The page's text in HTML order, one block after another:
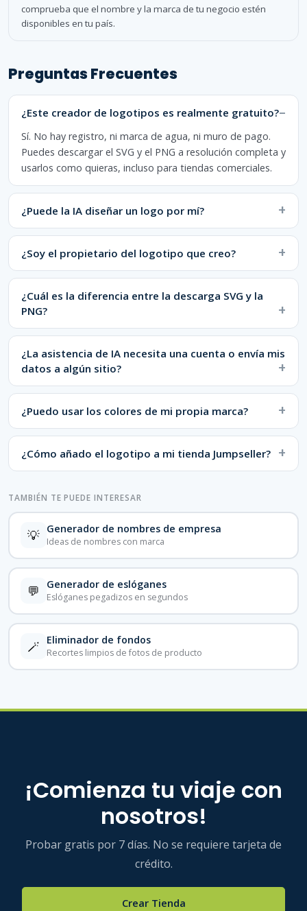
comprueba que el nombre y la marca de tu negocio estén
disponibles en tu país.
Preguntas Frecuentes
¿Este creador de logotipos es realmente gratuito?
Sí. No hay registro, ni marca de agua, ni muro de pago.
Puedes descargar el SVG y el PNG a resolución completa y
usarlos como quieras, incluso para tiendas comerciales.
¿Puede la IA diseñar un logo por mí?
¿Soy el propietario del logotipo que creo?
¿Cuál es la diferencia entre la descarga SVG y la
PNG?
¿La asistencia de IA necesita una cuenta o envía mis
datos a algún sitio?
¿Puedo usar los colores de mi propia marca?
¿Cómo añado el logotipo a mi tienda Jumpseller?
TAMBIÉN TE PUEDE INTERESAR
💡 Generador de nombres de empresa
Ideas de nombres con marca
💬 Generador de eslóganes
Eslóganes pegadizos en segundos
🪄 Eliminador de fondos
Recortes limpios de fotos de producto
¡Comienza tu viaje con
nosotros!
Probar gratis por 7 días. No se requiere tarjeta de
crédito.
Crear Tienda